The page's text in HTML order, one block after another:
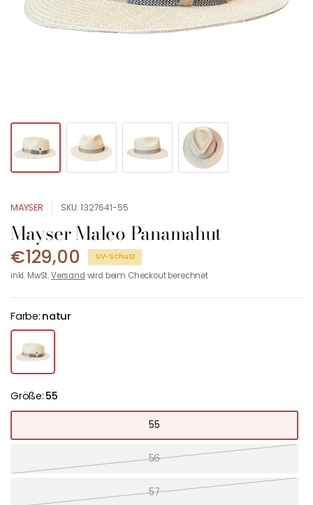
MAYSER SKU: 1327641-55
Mayser Maleo Panamahut
€129,00 UV-Schutz
inkl. MwSt.Versand wird beim Checkout berechnet
Farbe: natur
Größe: 55
55
56
57